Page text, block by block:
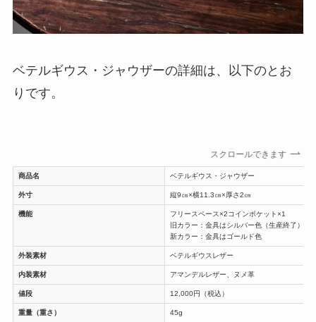
ベテルギウス・ジャウザーの詳細は、以下のとお
りです。
スクロールできます
商品名 ベテルギウス・ジャウザー
外寸 縦9㎝×横11.3㎝×厚さ2㎝
機能
フリースペース×2コインポケット×1
旧カラー：金具はシルバー色（生産終了）
新カラー：金具はゴールド色
外装素材 ベテルギウスレザー
内装素材 アマンデルレザー、ヌメ革
値段 12,000円（税込）
重量（重さ） 45g